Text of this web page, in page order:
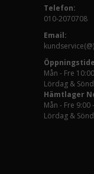
Telefon:
010-2070708
Email:
Mån - Fre
Lördag &
Hämtlager
Mån - Fre 9:00
Lördag &